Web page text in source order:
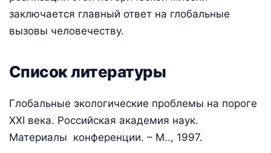
заключается главный ответ на глобальные
вызовы человечеству.
Список литературы
Глобальные экологические проблемы на пороге
XXI века. Российская академия наук.
Материалы конференции. – М.., 1997.